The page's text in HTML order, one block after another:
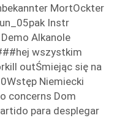
MortOckter
Instr
Alkanole
wszystkim
outŚmiejąc się na
Niemiecki
concerns Dom
para desplegar